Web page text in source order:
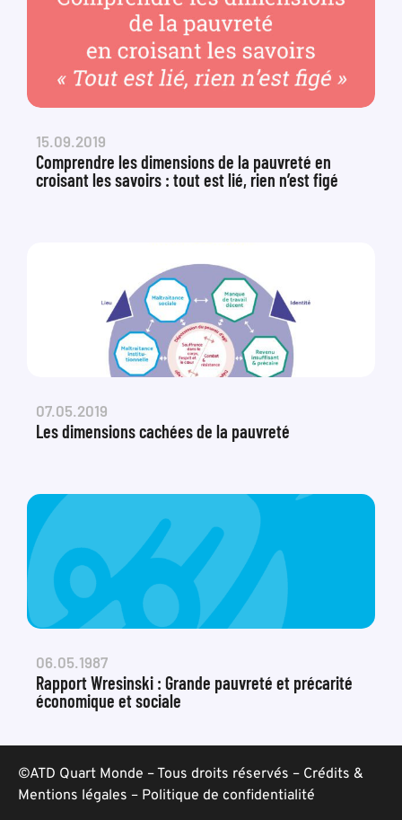
15.09.2019
Comprendre les dimensions de la pauvreté en
croisant les savoirs : tout est lié, rien n’est figé
07.05.2019
Les dimensions cachées de la pauvreté
06.05.1987
Rapport Wresinski : Grande pauvreté et précarité
économique et sociale
©ATD Quart Monde – Tous droits réservés – Crédits &
Mentions légales – Politique de confidentialité